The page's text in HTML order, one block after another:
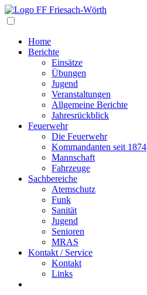
Home
Berichte
Einsätze
Übungen
Jugend
Veranstaltungen
Allgemeine Berichte
Jahresrückblick
Feuerwehr
Die Feuerwehr
Kommandanten seit 1874
Mannschaft
Fahrzeuge
Sachbereiche
Atemschutz
Funk
Sanität
Jugend
Senioren
MRAS
Kontakt / Service
Kontakt
Links